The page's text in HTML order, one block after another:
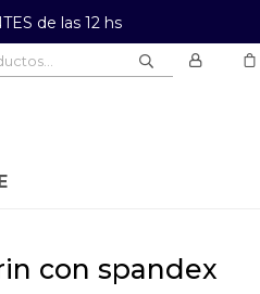
de las 12 hs
con spandex